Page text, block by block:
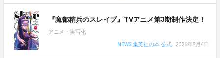
『魔都精兵のスレイブ』TVアニメ第3期制作決定！
アニメ・実写化
NEWS 集英社の本 公式
2026年8月4日